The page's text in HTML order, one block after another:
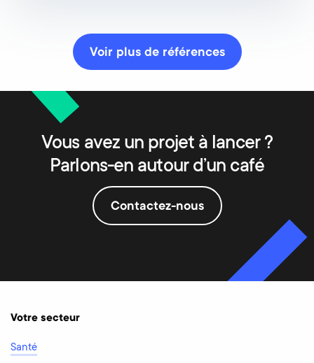
Voir plus de références
Vous avez un projet à lancer ?
Parlons-en autour d’un café
Contactez-nous
Votre secteur
Santé